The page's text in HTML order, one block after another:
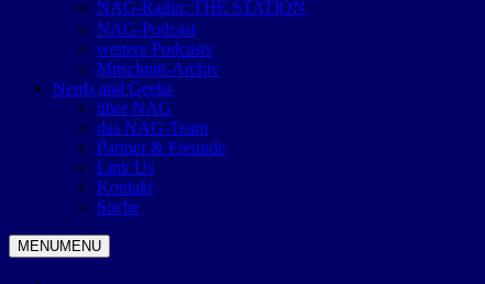
NAG-Radio: THE STATION
NAG-Podcast
weitere Podcasts
Mitschnitt-Archiv
Nerds and Geeks
über NAG
das NAG-Team
Partner & Freunde
Link Us
Kontakt
Suche
MENUMENU